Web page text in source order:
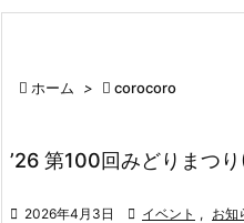
 ホーム >  corocoro
’26 第100回みどりまつ
 2026年4月3日  イベント , お知